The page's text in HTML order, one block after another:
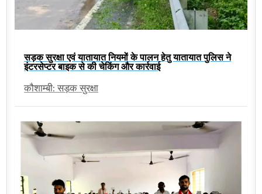
सड़क सुरक्षा एवं यातायात नियमों के पालन हेतु यातायात पुलिस ने
इंटरसेप्टर बाइक से की चेकिंग और कार्रवाई
कौशाम्बी: सड़क सुरक्षा